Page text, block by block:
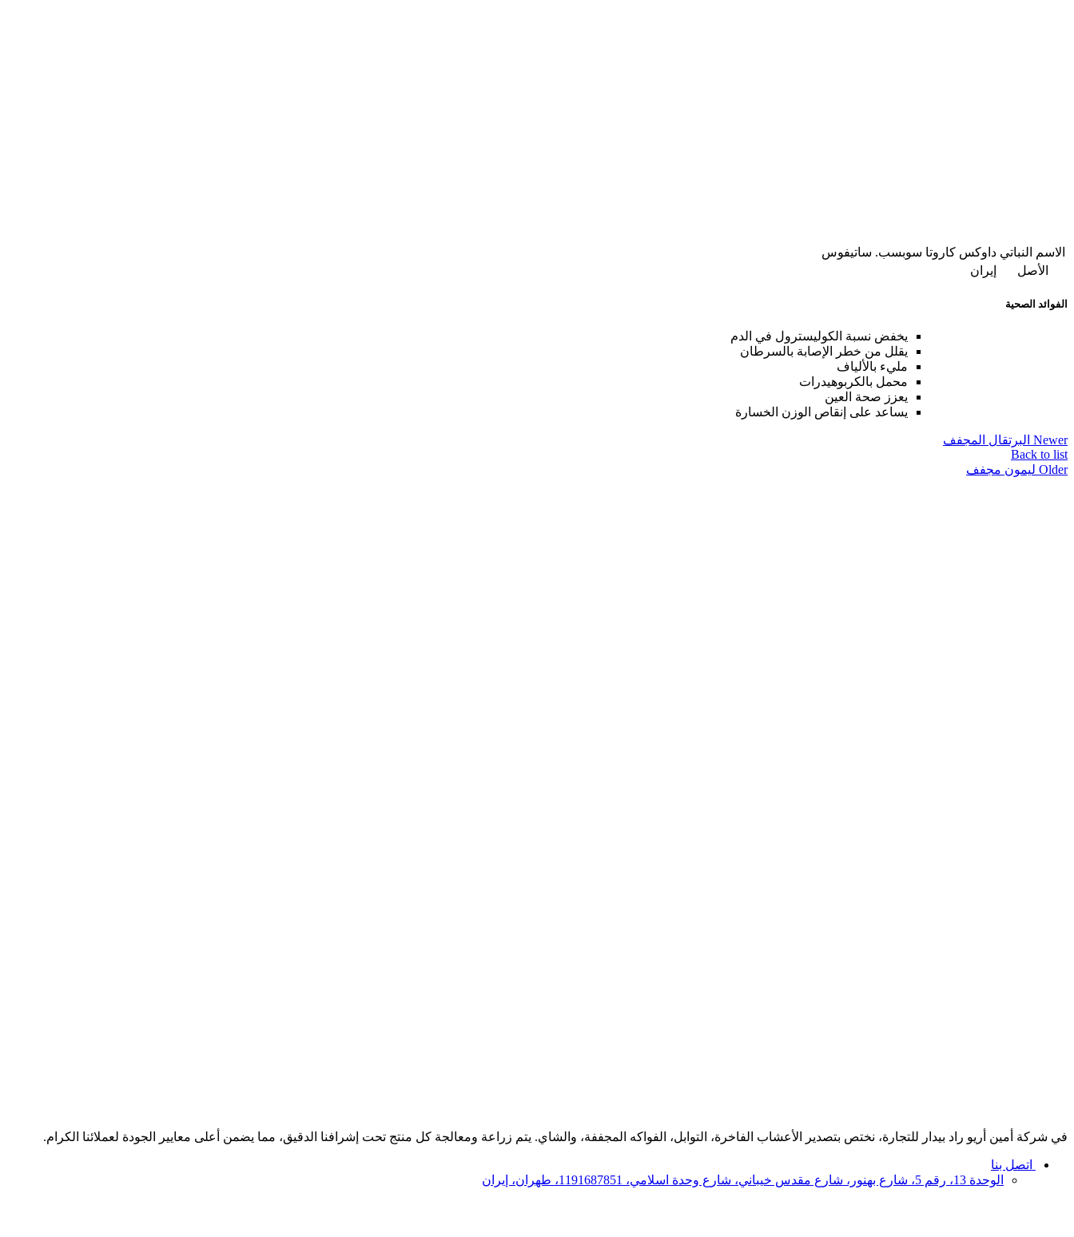
الاسم النباتي داوكس كاروتا سوبسب. ساتيفوس
الأصل
إيران
الفوائد الصحية
يخفض نسبة الكوليسترول في الدم
يقلل من خطر الإصابة بالسرطان
مليء بالألياف
محمل بالكربوهيدرات
يعزز صحة العين
يساعد على إنقاص الوزن الخسارة
Newer البرتقال المجفف
Back to list
Older ليمون مجفف
في شركة أمين أريو راد بيدار للتجارة، نختص بتصدير الأعشاب الفاخرة، التوابل، الفواكه المجففة، والشاي. يتم زراعة ومعالجة كل منتج تحت إشرافنا الدقيق، مما يضمن أعلى معايير الجودة لعملائنا الكرام.
اتصل بنا
الوحدة 13، رقم 5، شارع بهنور، شارع مقدس خيباني، شارع وحدة اسلامي، 1191687851، طهران، إيران